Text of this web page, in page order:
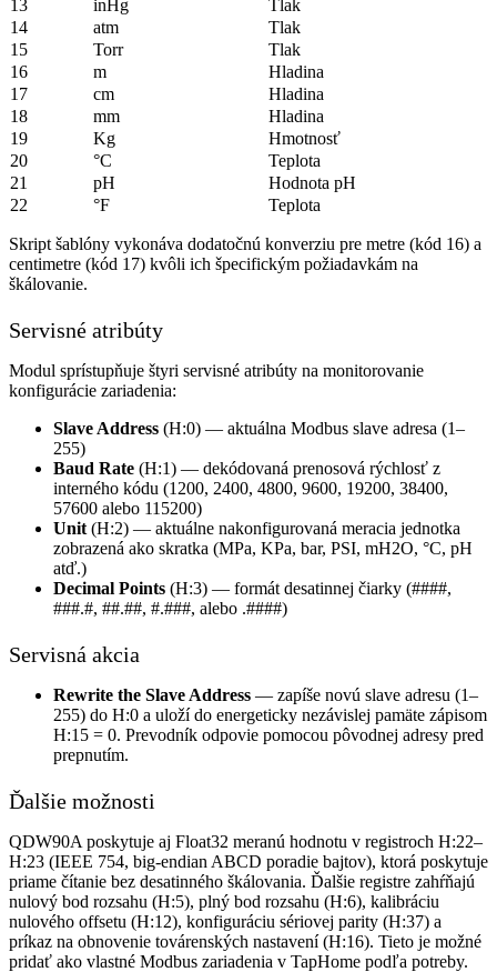
13
inHg
Tlak
14
atm
Tlak
15
Torr
Tlak
16
m
Hladina
17
cm
Hladina
18
mm
Hladina
19
Kg
Hmotnosť
20
°C
Teplota
21
pH
Hodnota pH
22
°F Teplota
Skript šablóny vykonáva dodatočnú konverziu pre metre (kód 16) a
centimetre (kód 17) kvôli ich špecifickým požiadavkám na
škálovanie.
Servisné atribúty
Modul sprístupňuje štyri servisné atribúty na monitorovanie
konfigurácie zariadenia:
Slave Address (H:0) — aktuálna Modbus slave adresa (1–
255)
Baud Rate (H:1) — dekódovaná prenosová rýchlosť z
interného kódu (1200, 2400, 4800, 9600, 19200, 38400,
57600 alebo 115200)
Unit (H:2) — aktuálne nakonfigurovaná meracia jednotka
zobrazená ako skratka (MPa, KPa, bar, PSI, mH2O, °C, pH
atď.)
Decimal Points (H:3) — formát desatinnej čiarky (####,
###.#, ##.##, #.###, alebo .####)
Servisná akcia
Rewrite the Slave Address — zapíše novú slave adresu (1–
255) do H:0 a uloží do energeticky nezávislej pamäte zápisom
H:15 = 0. Prevodník odpovie pomocou pôvodnej adresy pred
prepnutím.
Ďalšie možnosti
QDW90A poskytuje aj Float32 meranú hodnotu v registroch H:22–
H:23 (IEEE 754, big-endian ABCD poradie bajtov), ktorá poskytuje
priame čítanie bez desatinného škálovania. Ďalšie registre zahŕňajú
nulový bod rozsahu (H:5), plný bod rozsahu (H:6), kalibráciu
nulového offsetu (H:12), konfiguráciu sériovej parity (H:37) a
príkaz na obnovenie továrenských nastavení (H:16). Tieto je možné
pridať ako vlastné Modbus zariadenia v TapHome podľa potreby.